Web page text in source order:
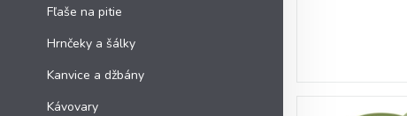
Fľaše na pitie
Hrnčeky a šálky
Kanvice a džbány
Kávovary